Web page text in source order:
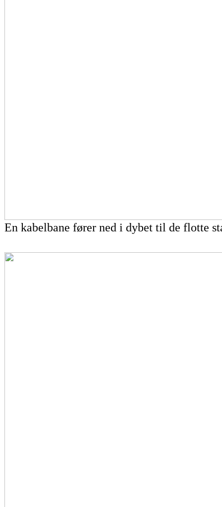
En kabelbane fører ned i dybet til de flotte